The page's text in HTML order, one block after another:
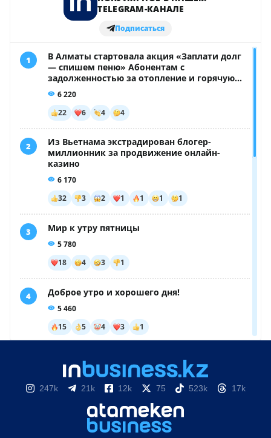
247k 21k 12k 75 523k 17k